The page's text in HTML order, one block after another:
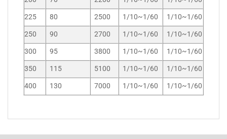
225
80 2500 1/10~1/60
1/10~1/60
250
90 2700 1/10~1/60
1/10~1/60
300
95 3800 1/10~1/60
1/10~1/60
350
115 5100 1/10~1/60
1/10~1/60
400
130 7000 1/10~1/60 1/10~1/60